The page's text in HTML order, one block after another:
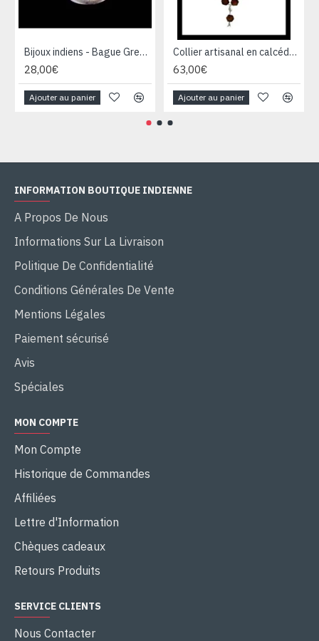
Bijoux indiens - Bague Grenat - Bague indienne
28,00€
Ajouter au panier
Collier artisanal en calcédoine, œil de tigre et argent
63,00€
Ajouter au panier
INFORMATION BOUTIQUE INDIENNE
A Propos De Nous
Informations Sur La Livraison
Politique De Confidentialité
Conditions Générales De Vente
Mentions Légales
Paiement sécurisé
Avis
Spéciales
MON COMPTE
Mon Compte
Historique de Commandes
Affiliées
Lettre d'Information
Chèques cadeaux
Retours Produits
SERVICE CLIENTS
Nous Contacter